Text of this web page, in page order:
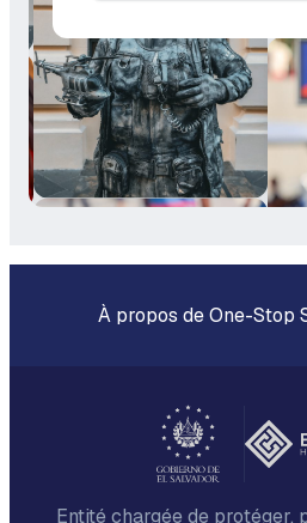
À propos de One-Stop
Entité chargée de protéger,